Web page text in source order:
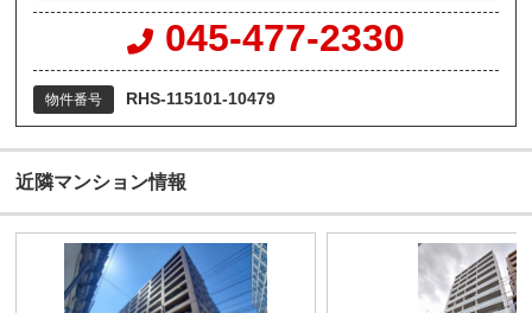
045-477-2330
物件番号 RHS-115101-10479
近隣マンション情報